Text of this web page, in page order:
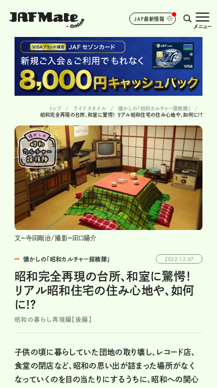
JAF最新情報
メニュー
トップ ライフスタイル
懐かしの「昭和カルチャー探検隊」
昭和完全再現の台所、和室に驚愕！ リアル昭和住宅の住み心地や、如何に!?
文＝寺田剛治/撮影＝田口陽介
懐かしの「昭和カルチャー探検隊」 2022.12.07
昭和完全再現の台所、和室に驚愕！
リアル昭和住宅の住み心地や、如何
に!?
昭和の暮らし再現編【後編】
子供の頃に暮らしていた団地の取り壊し、レコード店、
食堂の閉店など、昭和の思い出が詰まった場所がなく
なっていくのを目の当たりにするうちに、昭和への関心